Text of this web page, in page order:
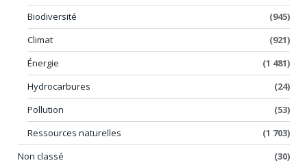
Biodiversité
(945)
Climat
(921)
Énergie
(1 481)
Hydrocarbures
(24)
Pollution
(53)
Ressources naturelles
(1 703)
Non classé
(30)